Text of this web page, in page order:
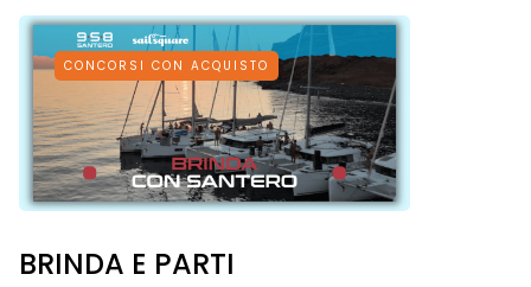
CONCORSI CON ACQUISTO
BRINDA E PARTI